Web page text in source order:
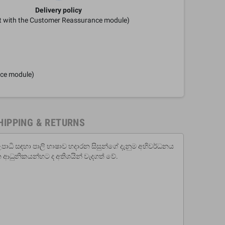
Delivery policy
with the Customer Reassurance module)
module)
& RETURNS
සඳහා පාලි භාෂාව හදාරන සිසුන්ගේ දැනුම අභිවර්ධනය
ආධුනිකයන්හට ද අතිශයින් වැදගත් වේ.